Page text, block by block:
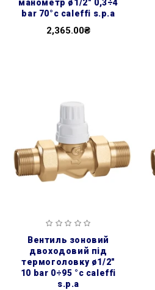
манометр ø1/2″ 0,3÷4
bar 70°c caleffi s.p.a
2,365.00₴
вентиль зоновий
двоходовий під
термоголовку ø1/2″
10 bar 0÷95 °c caleffi
s.p.a